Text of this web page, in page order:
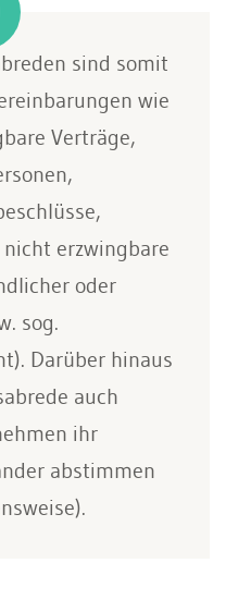
sind somit
wie
Verträge,
erzwingbare
oder
sog.
Darüber hinaus
auch
ihr
abstimmen